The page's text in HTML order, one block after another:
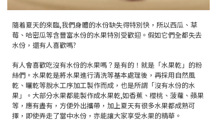
隨着夏天的來臨,我們身體的水份缺失得特別快，所以西瓜、草
莓、哈密瓜等含豐富水份的水果特別受歡迎。假如它們全都失去
水份，還有人喜歡嗎?
有人會喜歡吃沒有水份的水果嗎？是有的！就是「水果乾」的粉
絲們。水果乾是將水果進行清洗等基本處理後，再採用自然風
乾、曬乾等脫水工序加工製作而成，也是所謂「沒有水份的水
果」。大部分水果都能製作成水果乾,如香蕉、櫻桃、菠蘿、蘋果
等，應有盡有，方便外出攜帶，加上夏天有很多水果都成熟可
擇，即使弄走了當中水份，亦能讓大家享受水果的精華。